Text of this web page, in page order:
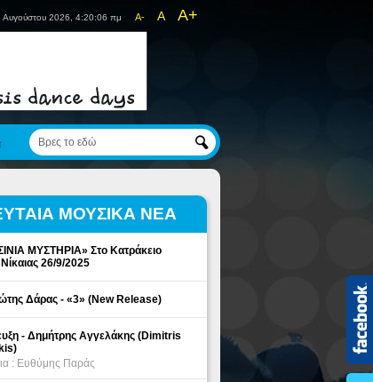
A- A A+
Αυγούστου 2026, 4:20:06 πμ
ΜΟΥΣΙΚΑ ΝΕΑ
ΜΥΣΤΗΡΙΑ» Στο Κατράκειο
26/9/2025
Δάρας - «3» (New Release)
- Δημήτρης Αγγελάκης (Dimitris
: Ευθύμης Παράς